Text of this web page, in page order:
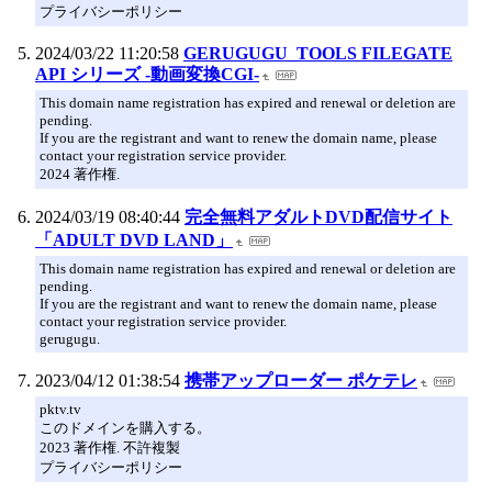
プライバシーポリシー
2024/03/22 11:20:58 GERUGUGU_TOOLS FILEGATE
API シリーズ -動画変換CGI-
This domain name registration has expired and renewal or deletion are
pending.
If you are the registrant and want to renew the domain name, please
contact your registration service provider.
2024 著作権.
2024/03/19 08:40:44 完全無料アダルトDVD配信サイト
「ADULT DVD LAND」
This domain name registration has expired and renewal or deletion are
pending.
If you are the registrant and want to renew the domain name, please
contact your registration service provider.
gerugugu.
2023/04/12 01:38:54 携帯アップローダー ポケテレ
pktv.tv
このドメインを購入する。
2023 著作権. 不許複製
プライバシーポリシー